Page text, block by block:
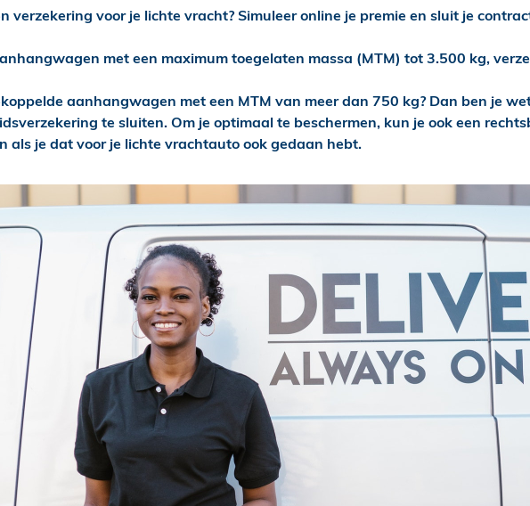
verzekering voor je lichte vracht? Simuleer online je premie en sluit je
met een maximum toegelaten massa (MTM) tot 3.500 kg,
aanhangwagen met een MTM van meer dan 750 kg? Dan ben je
te sluiten. Om je optimaal te beschermen, kun je ook een
als je dat voor je lichte vrachtauto ook gedaan hebt.